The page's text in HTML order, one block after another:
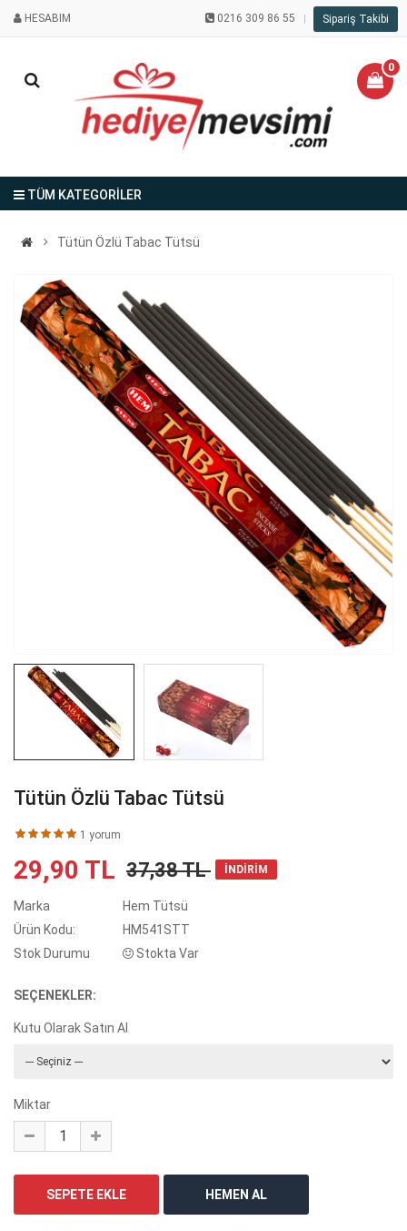
HESABIM 0216 309 86 55 Sipariş Takibi
0
TÜM KATEGORİLER
Tütün Özlü Tabac Tütsü
Tütün Özlü Tabac Tütsü
1 yorum
29,90 TL 37,38 TL İNDİRİM
Marka
Hem Tütsü
Ürün Kodu:
HM541STT
Stok Durumu
Stokta Var
SEÇENEKLER:
Kutu Olarak Satın Al
Miktar